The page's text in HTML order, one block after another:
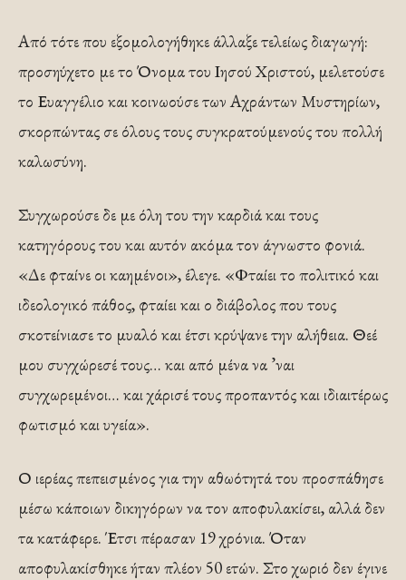
Από τότε που εξομολογήθηκε άλλαξε τελείως διαγωγή:
προσηύχετο με το Όνομα του Ιησού Χριστού, μελετούσε
το Ευαγγέλιο και κοινωούσε των Αχράντων Μυστηρίων,
σκορπώντας σε όλους τους συγκρατούμενούς του πολλή
καλωσύνη.
Συγχωρούσε δε με όλη του την καρδιά και τους
κατηγόρους του και αυτόν ακόμα τον άγνωστο φονιά.
«Δε φταίνε οι καημένοι», έλεγε. «Φταίει το πολιτικό και
ιδεολογικό πάθος, φταίει και ο διάβολος που τους
σκοτείνιασε το μυαλό και έτσι κρύψανε την αλήθεια. Θεέ
μου συγχώρεσέ τους… και από μένα να ’ναι
συγχωρεμένοι… και χάρισέ τους προπαντός και ιδιαιτέρως
φωτισμό και υγεία».
Ο ιερέας πεπεισμένος για την αθωότητά του προσπάθησε
μέσω κάποιων δικηγόρων να τον αποφυλακίσει, αλλά δεν
τα κατάφερε. Έτσι πέρασαν 19 χρόνια. Όταν
αποφυλακίσθηκε ήταν πλέον 50 ετών. Στο χωριό δεν έγινε